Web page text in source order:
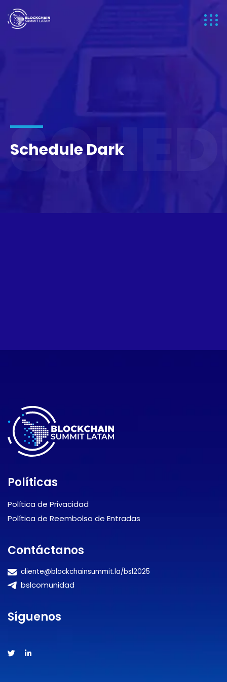
Schedule Dark
Políticas
Política de Privacidad
Política de Reembolso de Entradas
Contáctanos
cliente@blockchainsummit.la/bsl2025
bslcomunidad
Síguenos